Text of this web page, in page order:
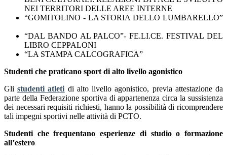
NEI TERRITORI DELLE AREE INTERNE
“GOMITOLINO - LA STORIA DELLO LUMBARELLO”
“DAL BANDO AL PALCO”- FE.LI.CE. FESTIVAL DEL
LIBRO CEPPALONI
“LA STAMPA CALCOGRAFICA”
Studenti che praticano sport di alto livello agonistico
Glistudenti atleti di alto livello agonistico, previa attestazione da
parte della Federazione sportiva di appartenenza circa la sussistenza
dei necessari requisiti richiesti, hanno la possibilità di ricomprendere
tali impegni sportivi nelle attività di PCTO.
Studenti che frequentano esperienze di studio o formazione
all’estero